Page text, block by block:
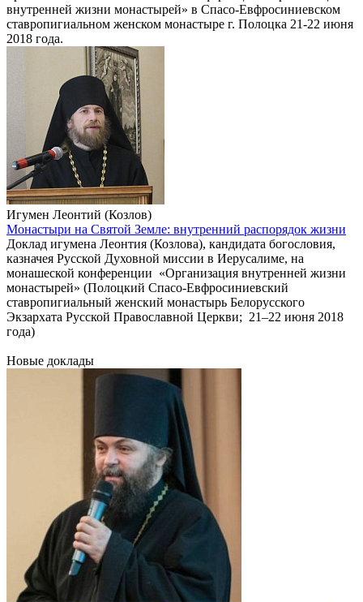
внутренней жизни монастырей» в Спасо-Евфросиниевском
ставропигиальном женском монастыре г. Полоцка 21-22 июня
2018 года.
Игумен Леонтий (Козлов)
Монастыри на Святой Земле: внутренний распорядок жизни
Доклад игумена Леонтия (Козлова), кандидата богословия,
казначея Русской Духовной миссии в Иерусалиме, на
монашеской конференции «Организация внутренней жизни
монастырей» (Полоцкий Спасо-Евфросиниевский
ставропигиальный женский монастырь Белорусского
Экзархата Русской Православной Церкви; 21–22 июня 2018
года)
Новые доклады